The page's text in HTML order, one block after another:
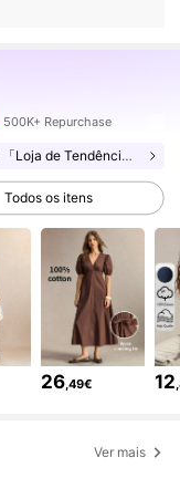
500K+ Repurchase
「Loja de Tendências」
Todos os itens
26,49€ 12
Ver mais